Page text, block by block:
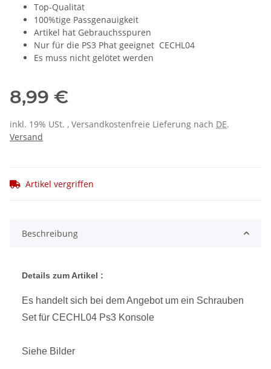
Top-Qualität
100%tige Passgenauigkeit
Artikel hat Gebrauchsspuren
Nur für die PS3 Phat geeignet CECHL04
Es muss nicht gelötet werden
8,99 €
inkl. 19% USt. , Versandkostenfreie Lieferung nach DE.
Versand
Artikel vergriffen
Beschreibung
Details zum Artikel :
Es handelt sich bei dem Angebot um ein Schrauben
Set für CECHL04 Ps3 Konsole
Siehe Bilder